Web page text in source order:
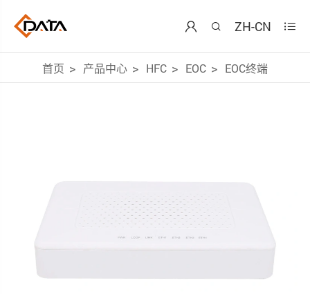
  ZH-CN 
首页 产品中心 HFC EOC EOC终端